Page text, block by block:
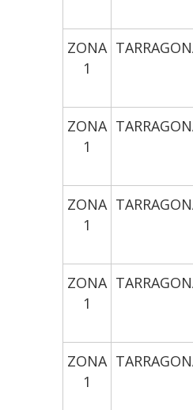
ZONA
1
ZONA
1
ZONA
1
ZONA
1
ZONA
1